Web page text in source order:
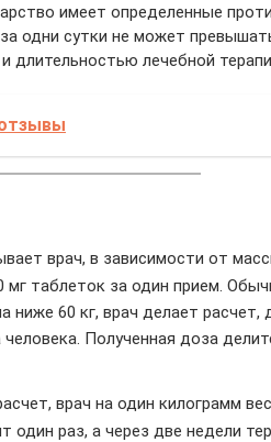
имеет определенные
одни сутки не может
длительностью лечебной
врач, в зависимости от
мг таблеток за один прием.
ниже 60 кг, врач делает расчет,
Полученная доза
врач на один килограмм
один раз, а через две недели